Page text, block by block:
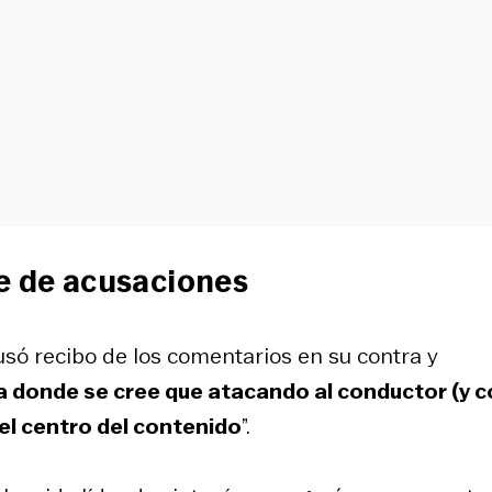
de acusaciones
recibo de los comentarios en su contra y
donde se cree que atacando al conductor (y
centro del contenido”.